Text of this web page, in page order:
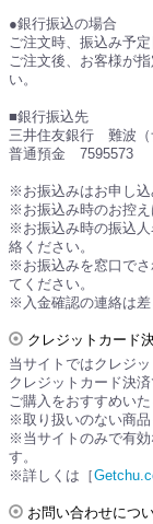
●銀行振込の場合
ご注文時、振込み予
ご注文後、お客様が
い。
■銀行振込先
三井住友銀行 難波（
普通預金 7595573
※お振込みはお申し込
※お振込み時のお控え
※お振込み時の振込人
絡ください。
※お振込みを窓口でさ
てください。
※入金確認の連絡は差
クレジットカード
当サイトではクレジ
クレジットカード決
ご購入をおすすめいた
※取り扱いのない商品
※当サイトのみで有
す。
※詳しくは［
お問い合わせにつ